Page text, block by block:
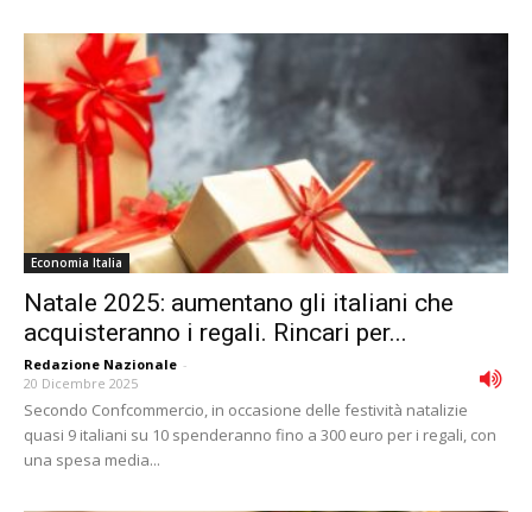
Economia Italia
Natale 2025: aumentano gli italiani che
acquisteranno i regali. Rincari per...
Redazione Nazionale -
20 Dicembre 2025
Secondo Confcommercio, in occasione delle festività natalizie
quasi 9 italiani su 10 spenderanno fino a 300 euro per i regali, con
una spesa media...